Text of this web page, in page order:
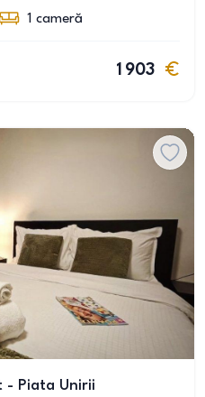
1 cameră
1 903
- Piata Unirii